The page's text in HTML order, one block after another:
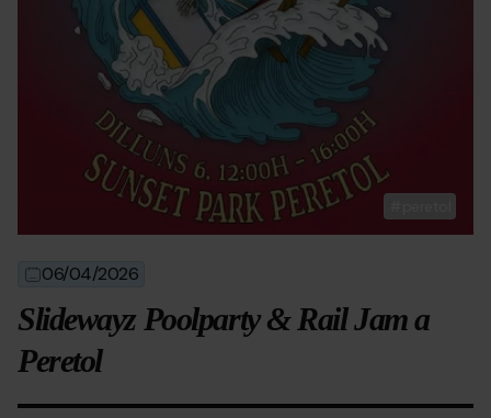
06/04/2026
Slidewayz Poolparty & Rail Jam a
Peretol